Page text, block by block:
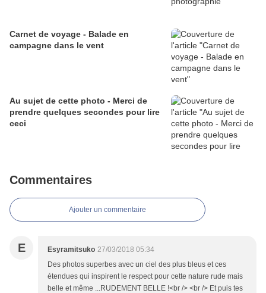
Carnet de voyage - Balade en
campagne dans le vent
Au sujet de cette photo - Merci de
prendre quelques secondes pour lire
ceci
Commentaires
Ajouter un commentaire
E Esyramitsuko 27/03/2018 05:34
Des photos superbes avec un ciel des plus bleus et ces
étendues qui inspirent le respect pour cette nature rude mais
belle et même ...RUDEMENT BELLE !<br /> <br /> Et puis tes